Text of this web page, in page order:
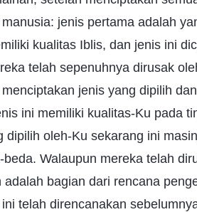
jenis pertama adalah
kualitas Iblis, dan jenis ini
telah sepenuhnya dirusak
jenis yang dipilih
ini memiliki kualitas-Ku pada
dipilih oleh-Ku sekarang ini
Walaupun mereka telah
bagian dari rencana
telah direncanakan